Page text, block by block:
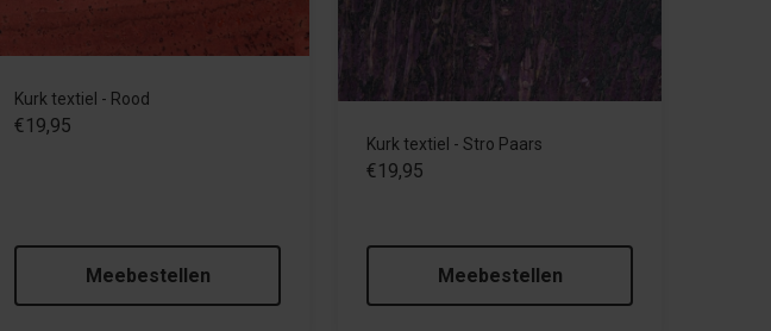
Kurk textiel - Rood
€19,95
Meebestellen
Kurk textiel - Stro Paars
€19,95
Meebestellen